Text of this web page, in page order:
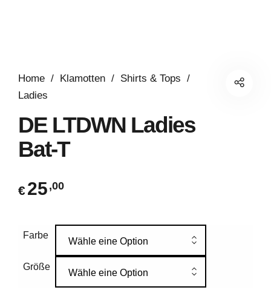
Home / Klamotten / Shirts & Tops /
Ladies
DE LTDWN Ladies
Bat-T
€25 ,00
Farbe
Wähle eine Option
Größe
Wähle eine Option